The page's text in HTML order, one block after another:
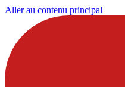
Aller au contenu principal